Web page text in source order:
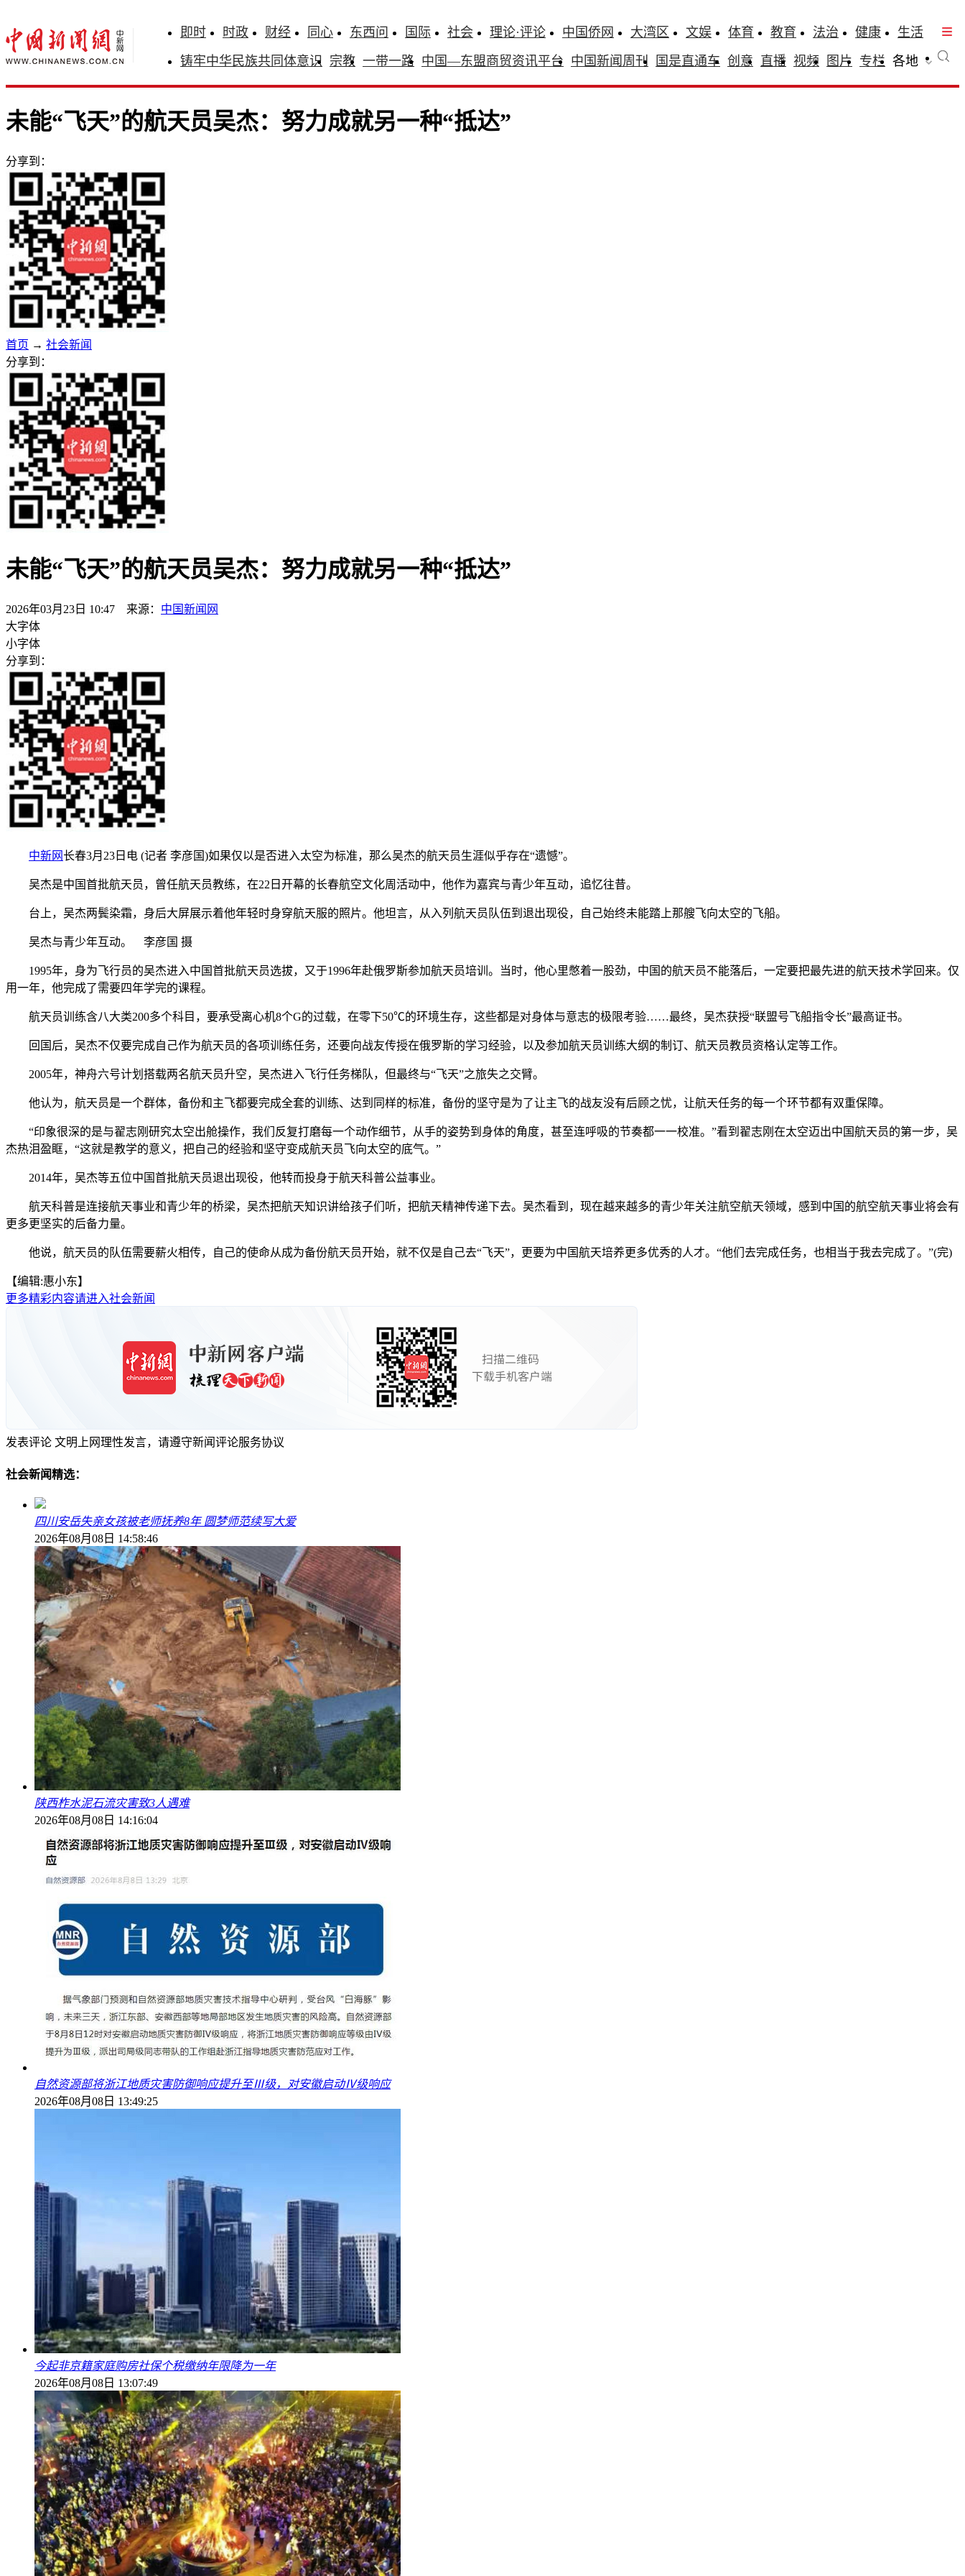
即时 时政 财经 同心 东西问 国际 社会 理论·评论 中国侨网 大湾区 文娱 体育 教育 法治 健康
生活
铸牢中华民族共同体意识 宗教 一带一路 中国—东盟商贸资讯平台 中国新闻周刊 国是直通车 创意 直播 视频 图片 专栏 各地
未能“飞天”的航天员吴杰：努力成就另一种“抵达”
分享到：
首页 → 社会新闻
分享到：
未能“飞天”的航天员吴杰：努力成就另一种“抵达”
2026年03月23日 10:47 来源： 中国新闻网
大字体
小字体
分享到：
中新网长春3月23日电 (记者 李彦国)如果仅以是否进入太空为标准，那么吴杰的航天员生涯似乎存在“遗憾”。
吴杰是中国首批航天员，曾任航天员教练，在22日开幕的长春航空文化周活动中，他作为嘉宾与青少年互动，追忆往昔。
台上，吴杰两鬓染霜，身后大屏展示着他年轻时身穿航天服的照片。他坦言，从入列航天员队伍到退出现役，自己始终未能踏上那艘飞向太空的飞船。
吴杰与青少年互动。 李彦国 摄
1995年，身为飞行员的吴杰进入中国首批航天员选拔，又于1996年赴俄罗斯参加航天员培训。当时，他心里憋着一股劲，中国的航天员不能落后，一定要把最先进的航天技术学回来。仅
用一年，他完成了需要四年学完的课程。
航天员训练含八大类200多个科目，要承受离心机8个G的过载，在零下50℃的环境生存，这些都是对身体与意志的极限考验……最终，吴杰获授“联盟号飞船指令长”最高证书。
回国后，吴杰不仅要完成自己作为航天员的各项训练任务，还要向战友传授在俄罗斯的学习经验，以及参加航天员训练大纲的制订、航天员教员资格认定等工作。
2005年，神舟六号计划搭载两名航天员升空，吴杰进入飞行任务梯队，但最终与“飞天”之旅失之交臂。
他认为，航天员是一个群体，备份和主飞都要完成全套的训练、达到同样的标准，备份的坚守是为了让主飞的战友没有后顾之忧，让航天任务的每一个环节都有双重保障。
“印象很深的是与翟志刚研究太空出舱操作，我们反复打磨每一个动作细节，从手的姿势到身体的角度，甚至连呼吸的节奏都一一校准。”看到翟志刚在太空迈出中国航天员的第一步，吴
杰热泪盈眶，“这就是教学的意义，把自己的经验和坚守变成航天员飞向太空的底气。”
2014年，吴杰等五位中国首批航天员退出现役，他转而投身于航天科普公益事业。
航天科普是连接航天事业和青少年的桥梁，吴杰把航天知识讲给孩子们听，把航天精神传递下去。吴杰看到，现在越来越多的青少年关注航空航天领域，感到中国的航空航天事业将会有
更多更坚实的后备力量。
他说，航天员的队伍需要薪火相传，自己的使命从成为备份航天员开始，就不仅是自己去“飞天”，更要为中国航天培养更多优秀的人才。“他们去完成任务，也相当于我去完成了。”(完)
【编辑:惠小东】
更多精彩内容请进入社会新闻
发表评论 文明上网理性发言，请遵守新闻评论服务协议
社会新闻精选：
四川安岳失亲女孩被老师抚养8年 圆梦师范续写大爱
2026年08月08日 14:58:46
陕西柞水泥石流灾害致3人遇难
2026年08月08日 14:16:04
自然资源部将浙江地质灾害防御响应提升至Ⅲ级，对安徽启动Ⅳ级响应
2026年08月08日 13:49:25
今起非京籍家庭购房社保个税缴纳年限降为一年
2026年08月08日 13:07:49